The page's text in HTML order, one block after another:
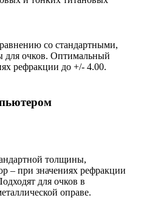
со стандартными,
для очков. Оптимальный
рефракции до +/- 4.00.
толщины,
– при значениях рефракции
для очков в
оправе.